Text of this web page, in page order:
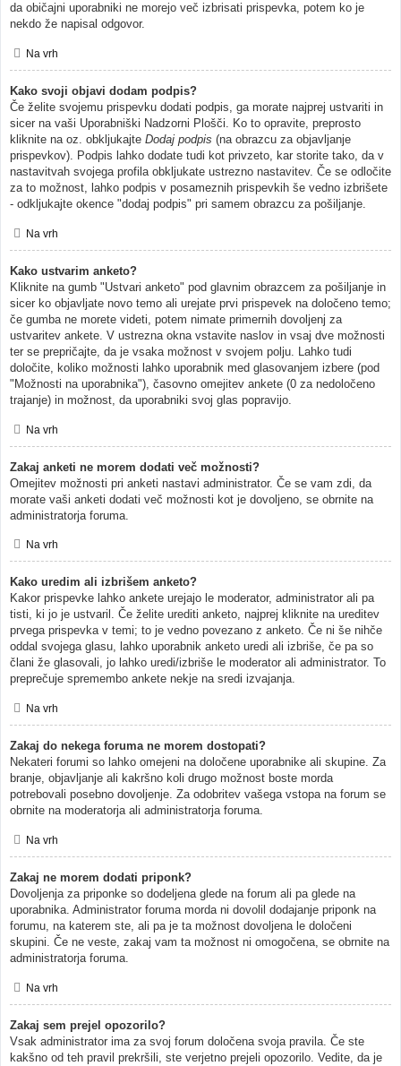
da običajni uporabniki ne morejo več izbrisati prispevka, potem ko je
nekdo že napisal odgovor.
Na vrh
Kako svoji objavi dodam podpis?
Če želite svojemu prispevku dodati podpis, ga morate najprej ustvariti in
sicer na vaši Uporabniški Nadzorni Plošči. Ko to opravite, preprosto
kliknite na oz. obkljukajte Dodaj podpis (na obrazcu za objavljanje
prispevkov). Podpis lahko dodate tudi kot privzeto, kar storite tako, da v
nastavitvah svojega profila obkljukate ustrezno nastavitev. Če se odločite
za to možnost, lahko podpis v posameznih prispevkih še vedno izbrišete
- odkljukajte okence "dodaj podpis" pri samem obrazcu za pošiljanje.
Na vrh
Kako ustvarim anketo?
Kliknite na gumb "Ustvari anketo" pod glavnim obrazcem za pošiljanje in
sicer ko objavljate novo temo ali urejate prvi prispevek na določeno temo;
če gumba ne morete videti, potem nimate primernih dovoljenj za
ustvaritev ankete. V ustrezna okna vstavite naslov in vsaj dve možnosti
ter se prepričajte, da je vsaka možnost v svojem polju. Lahko tudi
določite, koliko možnosti lahko uporabnik med glasovanjem izbere (pod
"Možnosti na uporabnika"), časovno omejitev ankete (0 za nedoločeno
trajanje) in možnost, da uporabniki svoj glas popravijo.
Na vrh
Zakaj anketi ne morem dodati več možnosti?
Omejitev možnosti pri anketi nastavi administrator. Če se vam zdi, da
morate vaši anketi dodati več možnosti kot je dovoljeno, se obrnite na
administratorja foruma.
Na vrh
Kako uredim ali izbrišem anketo?
Kakor prispevke lahko ankete urejajo le moderator, administrator ali pa
tisti, ki jo je ustvaril. Če želite urediti anketo, najprej kliknite na ureditev
prvega prispevka v temi; to je vedno povezano z anketo. Če ni še nihče
oddal svojega glasu, lahko uporabnik anketo uredi ali izbriše, če pa so
člani že glasovali, jo lahko uredi/izbriše le moderator ali administrator. To
preprečuje spremembo ankete nekje na sredi izvajanja.
Na vrh
Zakaj do nekega foruma ne morem dostopati?
Nekateri forumi so lahko omejeni na določene uporabnike ali skupine. Za
branje, objavljanje ali kakršno koli drugo možnost boste morda
potrebovali posebno dovoljenje. Za odobritev vašega vstopa na forum se
obrnite na moderatorja ali administratorja foruma.
Na vrh
Zakaj ne morem dodati priponk?
Dovoljenja za priponke so dodeljena glede na forum ali pa glede na
uporabnika. Administrator foruma morda ni dovolil dodajanje priponk na
forumu, na katerem ste, ali pa je ta možnost dovoljena le določeni
skupini. Če ne veste, zakaj vam ta možnost ni omogočena, se obrnite na
administratorja foruma.
Na vrh
Zakaj sem prejel opozorilo?
Vsak administrator ima za svoj forum določena svoja pravila. Če ste
kakšno od teh pravil prekršili, ste verjetno prejeli opozorilo. Vedite, da je